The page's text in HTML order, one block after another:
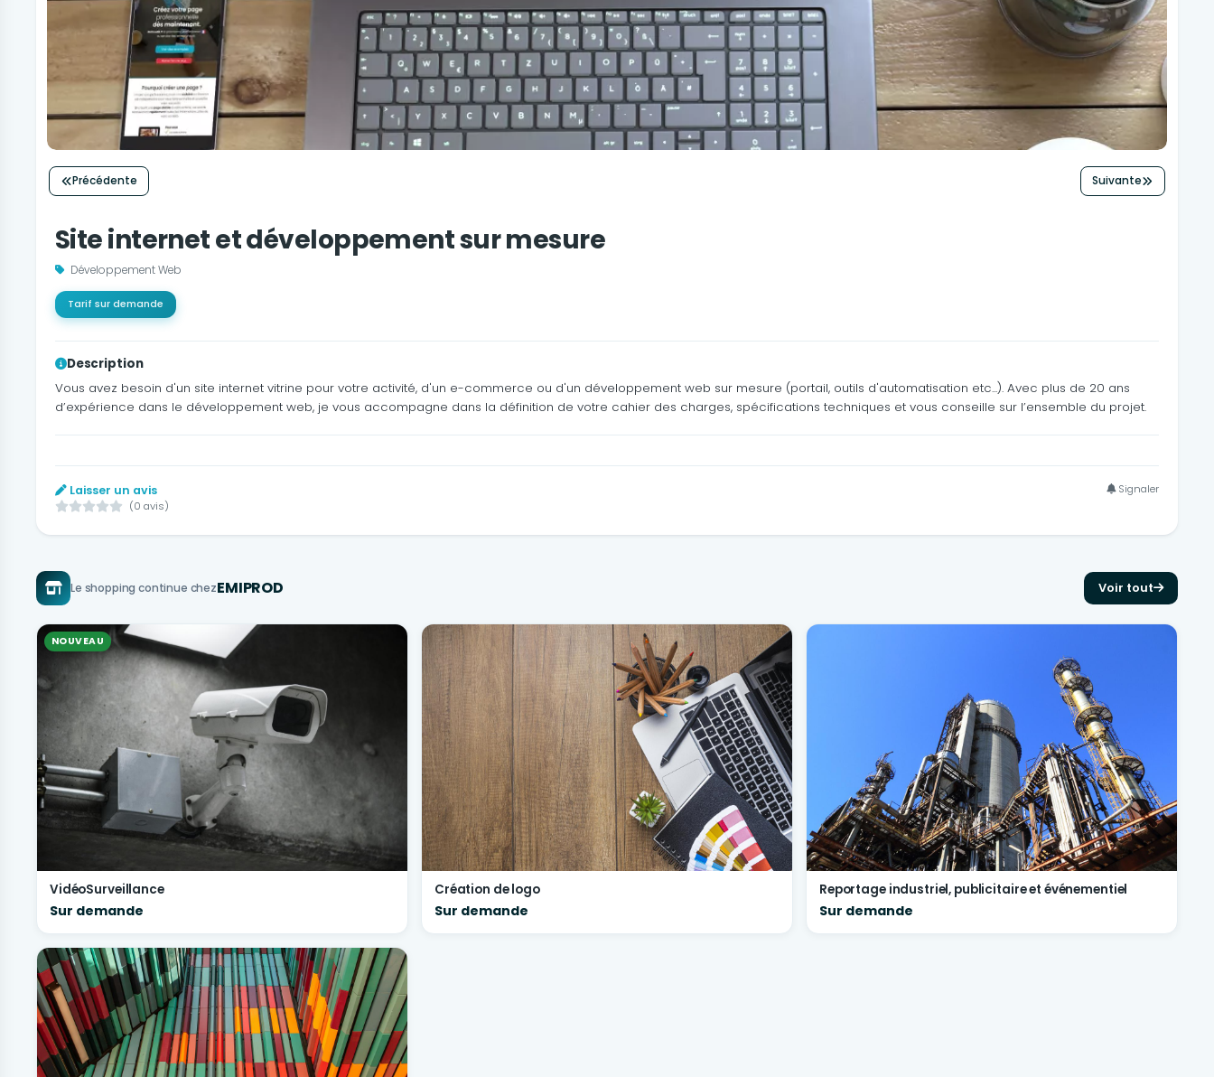
Précédente Suivante
Site internet et développement sur mesure
Développement Web
Tarif sur demande
Description
Vous avez besoin d'un site internet vitrine pour votre activité, d'un e-commerce ou d'un développement web sur mesure (portail, outils d'automatisation etc...). Avec plus de 20 ans
d’expérience dans le développement web, je vous accompagne dans la définition de votre cahier des charges, spécifications techniques et vous conseille sur l’ensemble du projet.
Laisser un avis
(0 avis)
Signaler
Le shopping continue chezEMIPROD Voir tout
NOUVEAU
VidéoSurveillance
Sur demande
Création de logo
Sur demande
Reportage industriel, publicitaire et événementiel
Sur demande